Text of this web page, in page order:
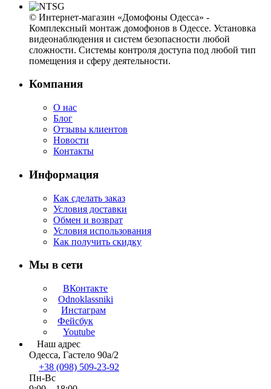
© Интернет-магазин «Домофоны Одесса» -
Комплексный монтаж домофонов в Одессе. Установка
видеонаблюдения и систем безопасности любой
сложности. Системы контроля доступа под любой тип
помещения и сферу деятельности.
Компания
О нас
Блог
Отзывы клиентов
Новости
Контакты
Информация
Как сделать заказ
Условия доставки
Обмен и возврат
Условия использования
Как получить скидку
Мы в сети
ВКонтакте
Odnoklassniki
Инстаграм
Фейсбук
Youtube
Наш адрес
Одесса, Гастело 90а/2
+38 (098) 509-23-92
Пн-Вс